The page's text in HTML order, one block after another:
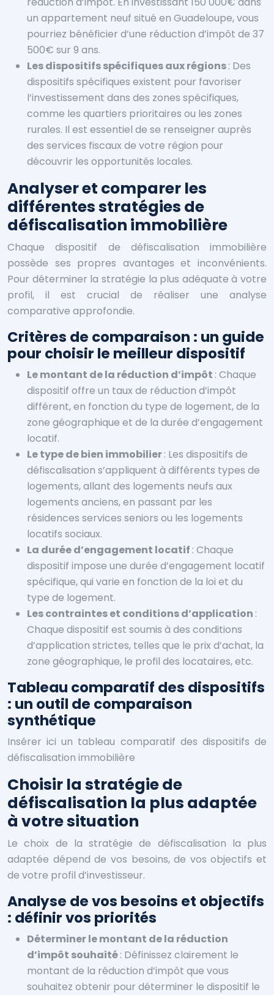
un appartement neuf situé en Guadeloupe, vous
pourriez bénéficier d’une réduction d’impôt de 37
500€ sur 9 ans.
Les dispositifs spécifiques aux régions: Des
dispositifs spécifiques existent pour favoriser
l’investissement dans des zones spécifiques,
comme les quartiers prioritaires ou les zones
rurales. Il est essentiel de se renseigner auprès
des services fiscaux de votre région pour
découvrir les opportunités locales.
Analyser et comparer les
différentes stratégies de
défiscalisation immobilière
Chaque dispositif de défiscalisation immobilière
possède ses propres avantages et inconvénients.
Pour déterminer la stratégie la plus adéquate à votre
profil, il est crucial de réaliser une analyse
comparative approfondie.
Critères de comparaison : un guide
pour choisir le meilleur dispositif
Le montant de la réduction d’impôt : Chaque
dispositif offre un taux de réduction d’impôt
différent, en fonction du type de logement, de la
zone géographique et de la durée d’engagement
locatif.
Le type de bien immobilier: Les dispositifs de
défiscalisation s’appliquent à différents types de
logements, allant des logements neufs aux
logements anciens, en passant par les
résidences services seniors ou les logements
locatifs sociaux.
La durée d’engagement locatif : Chaque
dispositif impose une durée d’engagement locatif
spécifique, qui varie en fonction de la loi et du
type de logement.
Les contraintes et conditions d’application :
Chaque dispositif est soumis à des conditions
d’application strictes, telles que le prix d’achat, la
zone géographique, le profil des locataires, etc.
Tableau comparatif des dispositifs
: un outil de comparaison
synthétique
Insérer ici un tableau comparatif des dispositifs de
défiscalisation immobilière
Choisir la stratégie de
défiscalisation la plus adaptée
à votre situation
Le choix de la stratégie de défiscalisation la plus
adaptée dépend de vos besoins, de vos objectifs et
de votre profil d’investisseur.
Analyse de vos besoins et objectifs
: définir vos priorités
Déterminer le montant de la réduction
d’impôt souhaité: Définissez clairement le
montant de la réduction d’impôt que vous
souhaitez obtenir pour déterminer le dispositif le